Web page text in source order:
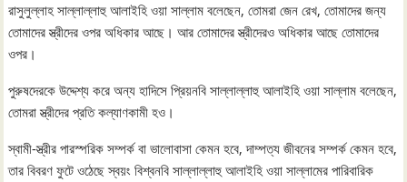
রাসুলুল্লাহ সাল্লাল্লাহু আলাইহি ওয়া সাল্লাম বলেছেন, তোমরা জেন রেখ, তোমাদের জন্য
তোমাদের স্ত্রীদের ওপর অধিকার আছে। আর তোমাদের স্ত্রীদেরও অধিকার আছে তোমাদের
ওপর।
পুরুষদেরকে উদ্দেশ্য করে অন্য হাদিসে প্রিয়নবি সাল্লাল্লাহু আলাইহি ওয়া সাল্লাম বলেছেন,
তোমরা স্ত্রীদের প্রতি কল্যাণকামী হও।
স্বামী-স্ত্রীর পারস্পরিক সম্পর্ক বা ভালোবাসা কেমন হবে, দাম্পত্য জীবনের সম্পর্ক কেমন হবে,
তার বিবরণ ফুটে ওঠেছে স্বয়ং বিশ্বনবি সাল্লাল্লাহু আলাইহি ওয়া সাল্লামের পারিবারিক